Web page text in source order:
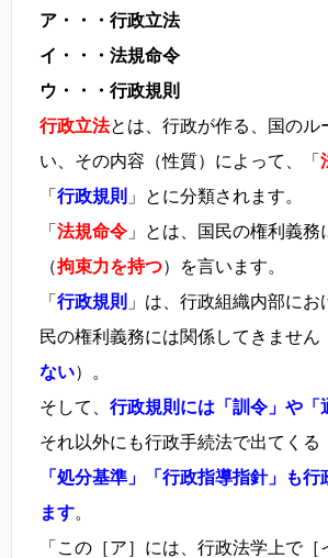
ア・・・行政立法
イ・・・法規命令
ウ・・・行政規則
行政立法とは、行政が作る、国のル
い、その内容（性質）によって、「
「 行政規則 」とに分類されます。
「 法規命令 」とは、国民の権利義務
（拘束力を持つ）を言います。
「 行政規則 」は、行政組織内部にお
民の権利義務には関係してきません
ない）。
そして、 行政規則には「訓令」や「
それ以外にも行政手続法で出てくる
「処分基準」「行政指導指針」も
ます。
「この［ア］には、行政法学上で［